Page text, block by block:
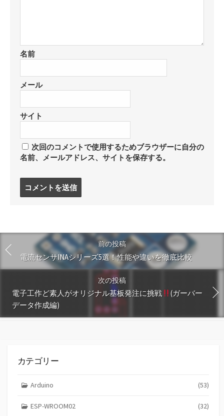
名前
メール
サイト
次回のコメントで使用するためブラウザーに自分の
名前、メールアドレス、サイトを保存する。
る
前の投稿
電流センサINAシリーズ5選！性能や違いを徹底比較
次の投稿
電子工作ど素人がオリジナル基板発注に挑戦
(ガーバー
データ作成編)
カテゴリー
Arduino (53)
ESP-WROOM02 (32)